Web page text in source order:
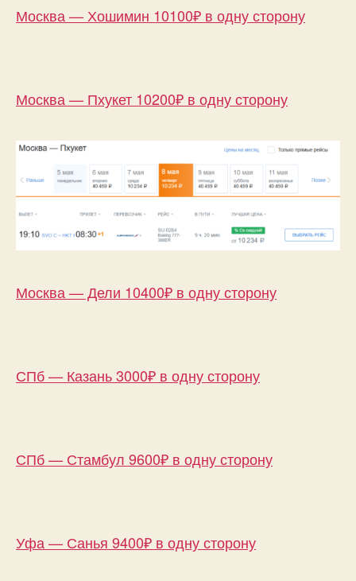
Москва — Хошимин 10100₽ в одну сторону
Москва — Пхукет 10200₽ в одну сторону
Москва — Дели 10400₽ в одну сторону
СПб — Казань 3000₽ в одну сторону
СПб — Стамбул 9600₽ в одну сторону
Уфа — Санья 9400₽ в одну сторону